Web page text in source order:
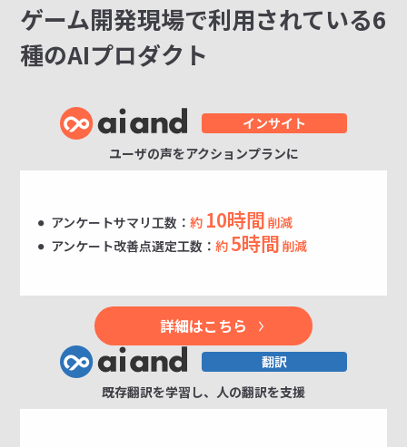
ゲーム開発現場で利用されている6
種のAIプロダクト
ユーザの声をアクションプランに
アンケートサマリ工数：約 10時間 削減
アンケート改善点選定工数：約5時間 削減
詳細はこちら
既存翻訳を学習し、人の翻訳を支援